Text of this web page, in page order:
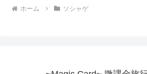
ホーム ソシャゲ